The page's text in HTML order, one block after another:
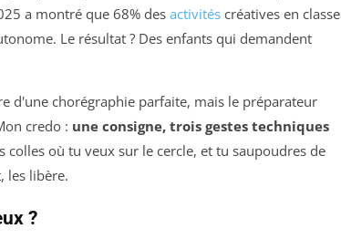
a montré que 68% des activités créatives en classe
Le résultat ? Des enfants qui demandent
d'une chorégraphie parfaite, mais le préparateur
credo : une consigne, trois gestes techniques
colles où tu veux sur le cercle, et tu saupoudres de
les libère.
?